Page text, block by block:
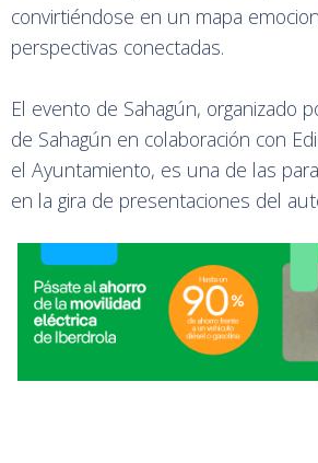
convirtiéndose en un mapa
perspectivas conectadas.
El evento de Sahagún, organizado
de Sahagún en colaboración con
el Ayuntamiento, es una de las
en la gira de presentaciones del